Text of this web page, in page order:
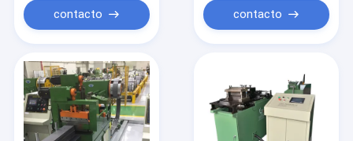
Produtos
Vídeos
contacto
400mmcontacto